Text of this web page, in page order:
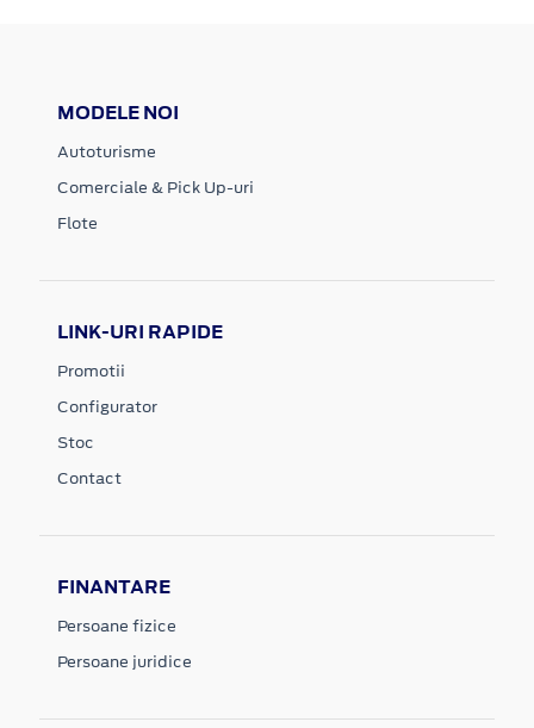
MODELE NOI
Autoturisme
Comerciale & Pick Up-uri
Flote
LINK-URI RAPIDE
Promotii
Configurator
Stoc
Contact
FINANTARE
Persoane fizice
Persoane juridice